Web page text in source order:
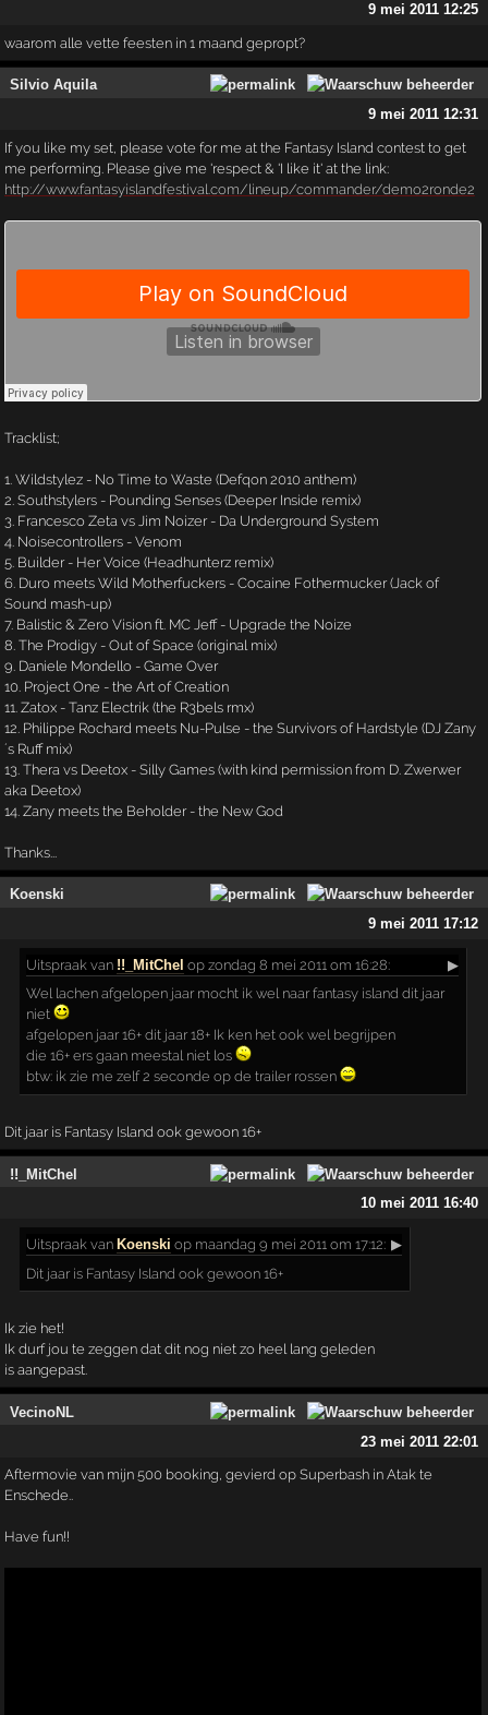
9 mei 2011 12:25
waarom alle vette feesten in 1 maand gepropt?
Silvio Aquila
9 mei 2011 12:31
If you like my set, please vote for me at the Fantasy Island contest to get
me performing. Please give me 'respect & 'I like it' at the link:
http://www.fantasyislandfestival.com/lineup/commander/demo2ronde2
Tracklist;
1. Wildstylez - No Time to Waste (Defqon 2010 anthem)
2. Southstylers - Pounding Senses (Deeper Inside remix)
3. Francesco Zeta vs Jim Noizer - Da Underground System
4. Noisecontrollers - Venom
5. Builder - Her Voice (Headhunterz remix)
6. Duro meets Wild Motherfuckers - Cocaine Fothermucker (Jack of
Sound mash-up)
7. Balistic & Zero Vision ft. MC Jeff - Upgrade the Noize
8. The Prodigy - Out of Space (original mix)
9. Daniele Mondello - Game Over
10. Project One - the Art of Creation
11. Zatox - Tanz Electrik (the R3bels rmx)
12. Philippe Rochard meets Nu-Pulse - the Survivors of Hardstyle (DJ Zany
´s Ruff mix)
13. Thera vs Deetox - Silly Games (with kind permission from D. Zwerwer
aka Deetox)
14. Zany meets the Beholder - the New God
Thanks...
Koenski
9 mei 2011 17:12
Uitspraak van !!_MitChel op zondag 8 mei 2011 om 16:28:
▶
Wel lachen afgelopen jaar mocht ik wel naar fantasy island dit jaar
niet
afgelopen jaar 16+ dit jaar 18+ Ik ken het ook wel begrijpen
die 16+ ers gaan meestal niet los
btw: ik zie me zelf 2 seconde op de trailer rossen
Dit jaar is Fantasy Island ook gewoon 16+
!!_MitChel
10 mei 2011 16:40
Uitspraak van Koenski op maandag 9 mei 2011 om 17:12: ▶
Dit jaar is Fantasy Island ook gewoon 16+
Ik zie het!
Ik durf jou te zeggen dat dit nog niet zo heel lang geleden
is aangepast.
VecinoNL
23 mei 2011 22:01
Aftermovie van mijn 500 booking, gevierd op Superbash in Atak te
Enschede..
Have fun!!